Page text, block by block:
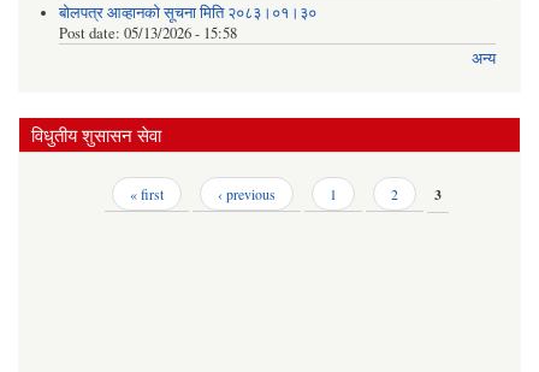
बोलपत्र आव्हानको सूचना मिति २०८३।०१।३०
Post date: 05/13/2026 - 15:58
अन्य
विधुतीय शुसासन सेवा
« first ‹ previous 1 2 3